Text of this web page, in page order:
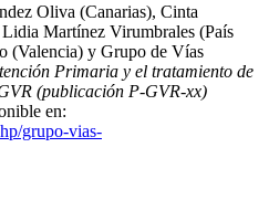
Oliva (Canarias), Cinta
Martínez Virumbrales (País
(Valencia) y Grupo de Vías
Primaria y el tratamiento de
(publicación P-GVR-xx)
en:
grupo-vias-